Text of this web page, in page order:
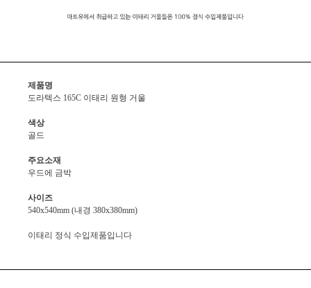
제품명
도라텍스 165C 이태리 원형 거울
색상
골드
주요소재
우드에 금박
사이즈
540x540mm (내경 380x380mm)
이태리 정식 수입제품입니다